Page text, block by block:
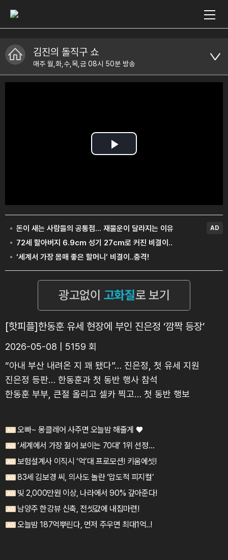
김진의 돌직구 쇼
매주 월,화,수,목,금 08시 50분 방송
[핫피플]한동훈 유세 현장에 부인 진은정 ‘깜짝 등장’
2026-05-08 | 5159 회
“아내 부산 내려온 지 꽤 됐다”… 진은정, 첫 유세 지원
진은정 등판… 한동훈과 첫 동반 행사 참석
한동훈 부부, 큰절 올리고 셀카 찍고… 첫 동반 행보